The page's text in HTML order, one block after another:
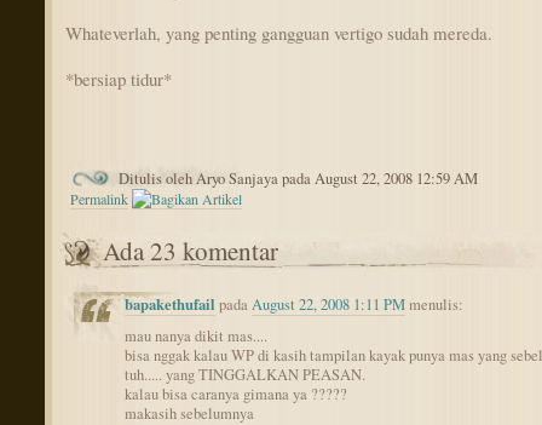
Whateverlah, yang penting gangguan vertigo sudah mereda.
*bersiap tidur*
Ditulis oleh Aryo Sanjaya pada August 22, 2008 12:59 AM
Permalink
Ada 23 komentar
bapakethufail padaAugust 22, 2008 1:11 PMmenulis:
mau nanya dikit mas....
bisa nggak kalau WP di kasih tampilan kayak punya mas yang
tuh..... yang TINGGALKAN PEASAN.
kalau bisa caranya gimana ya ?????
makasih sebelumnya